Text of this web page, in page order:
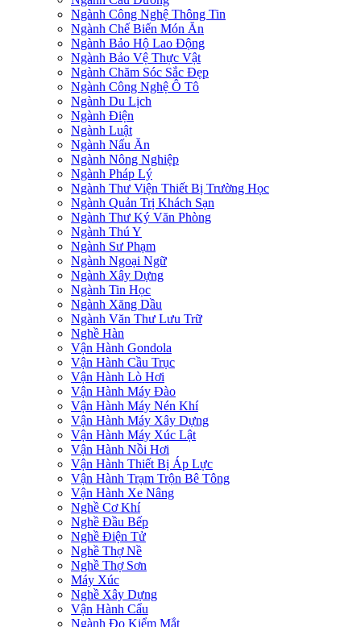
Ngành Công Nghệ Thông Tin
Ngành Chế Biến Món Ăn
Ngành Bảo Hộ Lao Động
Ngành Bảo Vệ Thực Vật
Ngành Chăm Sóc Sắc Đẹp
Ngành Công Nghệ Ô Tô
Ngành Du Lịch
Ngành Điện
Ngành Luật
Ngành Nấu Ăn
Ngành Nông Nghiệp
Ngành Pháp Lý
Ngành Thư Viện Thiết Bị Trường Học
Ngành Quản Trị Khách Sạn
Ngành Thư Ký Văn Phòng
Ngành Thú Y
Ngành Sư Phạm
Ngành Ngoại Ngữ
Ngành Xây Dựng
Ngành Tin Học
Ngành Xăng Dầu
Ngành Văn Thư Lưu Trữ
Nghề Hàn
Vận Hành Gondola
Vận Hành Cầu Trục
Vận Hành Lò Hơi
Vận Hành Máy Đào
Vận Hành Máy Nén Khí
Vận Hành Máy Xây Dựng
Vận Hành Máy Xúc Lật
Vận Hành Nồi Hơi
Vận Hành Thiết Bị Áp Lực
Vận Hành Trạm Trộn Bê Tông
Vận Hành Xe Nâng
Nghề Cơ Khí
Nghề Đầu Bếp
Nghề Điện Tử
Nghề Thợ Nề
Nghề Thợ Sơn
Máy Xúc
Nghề Xây Dựng
Vận Hành Cẩu
Ngành Đo Kiểm Mắt